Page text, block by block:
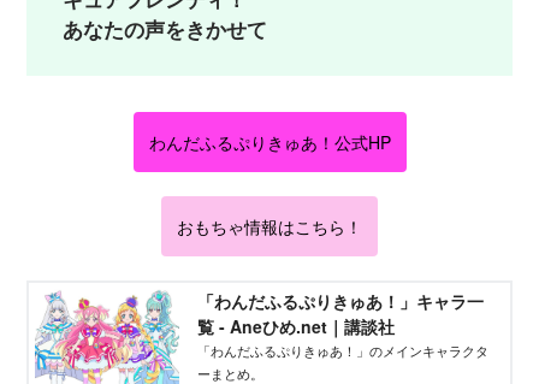
あなたの声をきかせて
わんだふるぷりきゅあ！公式HP
おもちゃ情報はこちら！
「わんだふるぷりきゅあ！」キャラ一
覧 - Aneひめ.net｜講談社
「わんだふるぷりきゅあ！」のメインキャラクタ
ーまとめ。